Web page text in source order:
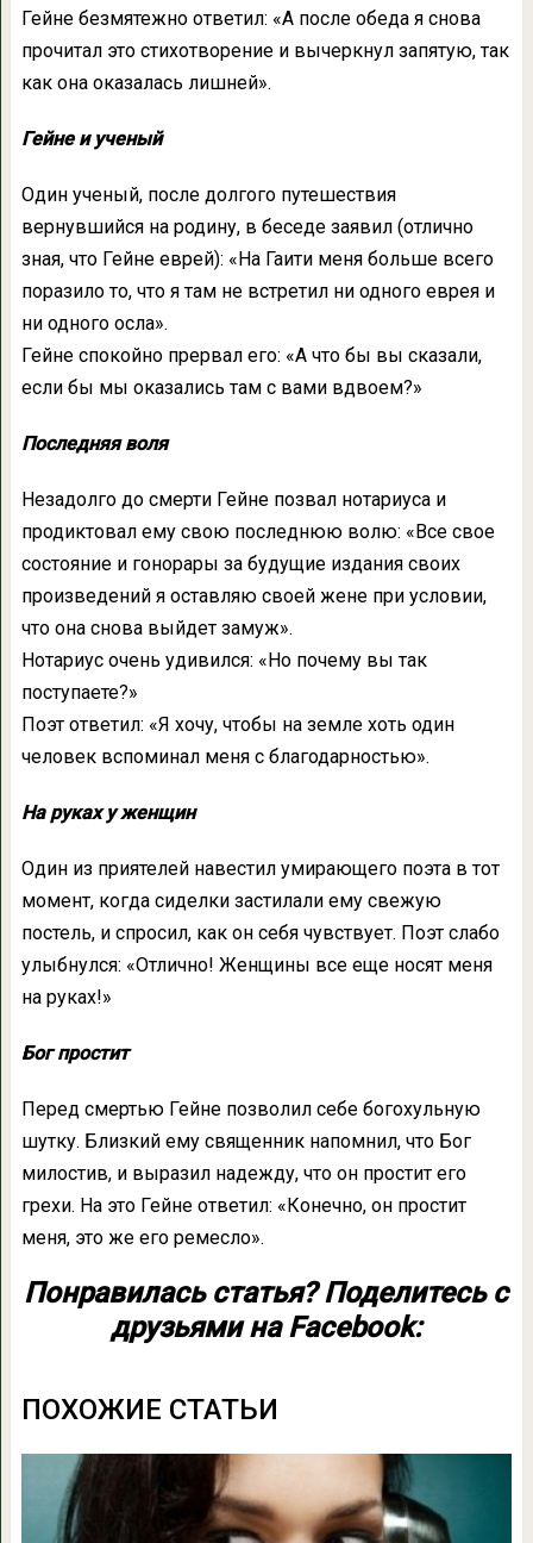
Гейне безмятежно ответил: «А после обеда я снова
прочитал это стихотворение и вычеркнул запятую, так
как она оказалась лишней».
Гейне и ученый
Один ученый, после долгого путешествия
вернувшийся на родину, в беседе заявил (отлично
зная, что Гейне еврей): «На Гаити меня больше всего
поразило то, что я там не встретил ни одного еврея и
ни одного осла».
Гейне спокойно прервал его: «А что бы вы сказали,
если бы мы оказались там с вами вдвоем?»
Последняя воля
Незадолго до смерти Гейне позвал нотариуса и
продиктовал ему свою последнюю волю: «Все свое
состояние и гонорары за будущие издания своих
произведений я оставляю своей жене при условии,
что она снова выйдет замуж».
Нотариус очень удивился: «Но почему вы так
поступаете?»
Поэт ответил: «Я хочу, чтобы на земле хоть один
человек вспоминал меня с благодарностью».
На руках у женщин
Один из приятелей навестил умирающего поэта в тот
момент, когда сиделки застилали ему свежую
постель, и спросил, как он себя чувствует. Поэт слабо
улыбнулся: «Отлично! Женщины все еще носят меня
на руках!»
Бог простит
Перед смертью Гейне позволил себе богохульную
шутку. Близкий ему священник напомнил, что Бог
милостив, и выразил надежду, что он простит его
грехи. На это Гейне ответил: «Конечно, он простит
меня, это же его ремесло».
Понравилась статья? Поделитесь с
друзьями на Facebook:
ПОХОЖИЕ СТАТЬИ